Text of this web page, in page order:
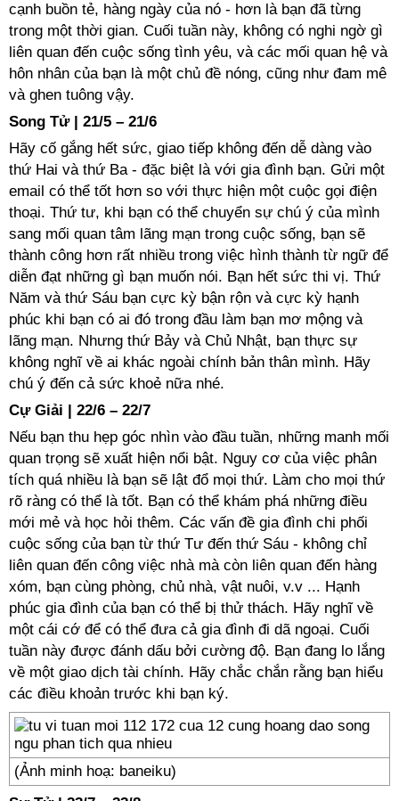
cạnh buồn tẻ, hàng ngày của nó - hơn là bạn đã từng
trong một thời gian. Cuối tuần này, không có nghi ngờ gì
liên quan đến cuộc sống tình yêu, và các mối quan hệ và
hôn nhân của bạn là một chủ đề nóng, cũng như đam mê
và ghen tuông vậy.
Song Tử | 21/5 – 21/6
Hãy cố gắng hết sức, giao tiếp không đến dễ dàng vào
thứ Hai và thứ Ba - đặc biệt là với gia đình bạn. Gửi một
email có thể tốt hơn so với thực hiện một cuộc gọi điện
thoại. Thứ tư, khi bạn có thể chuyển sự chú ý của mình
sang mối quan tâm lãng mạn trong cuộc sống, bạn sẽ
thành công hơn rất nhiều trong việc hình thành từ ngữ để
diễn đạt những gì bạn muốn nói. Bạn hết sức thi vị. Thứ
Năm và thứ Sáu bạn cực kỳ bận rộn và cực kỳ hạnh
phúc khi bạn có ai đó trong đầu làm bạn mơ mộng và
lãng mạn. Nhưng thứ Bảy và Chủ Nhật, bạn thực sự
không nghĩ về ai khác ngoài chính bản thân mình. Hãy
chú ý đến cả sức khoẻ nữa nhé.
Cự Giải | 22/6 – 22/7
Nếu bạn thu hẹp góc nhìn vào đầu tuần, những manh mối
quan trọng sẽ xuất hiện nổi bật. Nguy cơ của việc phân
tích quá nhiều là bạn sẽ lật đổ mọi thứ. Làm cho mọi thứ
rõ ràng có thể là tốt. Bạn có thể khám phá những điều
mới mẻ và học hỏi thêm. Các vấn đề gia đình chi phối
cuộc sống của bạn từ thứ Tư đến thứ Sáu - không chỉ
liên quan đến công việc nhà mà còn liên quan đến hàng
xóm, bạn cùng phòng, chủ nhà, vật nuôi, v.v ... Hạnh
phúc gia đình của bạn có thể bị thử thách. Hãy nghĩ về
một cái cớ để có thể đưa cả gia đình đi dã ngoại. Cuối
tuần này được đánh dấu bởi cường độ. Bạn đang lo lắng
về một giao dịch tài chính. Hãy chắc chắn rằng bạn hiểu
các điều khoản trước khi bạn ký.
(Ảnh minh hoạ: baneiku)